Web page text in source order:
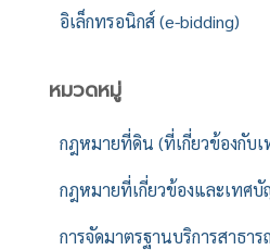
อิเล็กทรอนิกส์ (e-bidding)
หมวดหมู่
กฎหมายที่ดิน (ที่เกี่ยวข้องกับเ
กฎหมายที่เกี่ยวข้องและเทศ
การจัดมาตรฐานบริการสาธา